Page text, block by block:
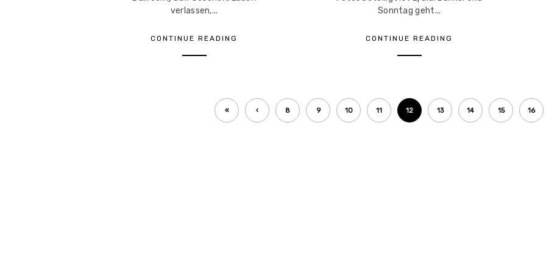
verlassen,...
CONTINUE READING
Sonntag geht...
CONTINUE READING
« ‹ 8 9 10 11 12 13 14 15 16